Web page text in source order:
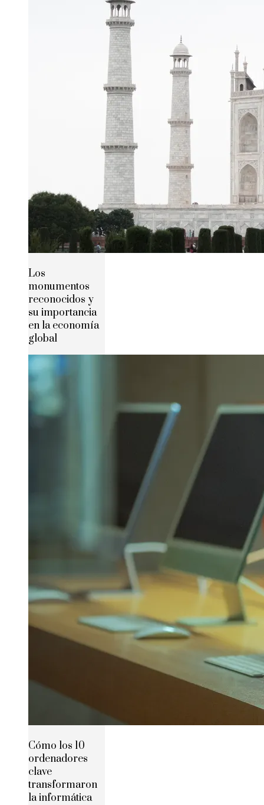
Los
monumentos
reconocidos y
su importancia
en la economía
global
Cómo los 10
ordenadores
clave
transformaron
la informática